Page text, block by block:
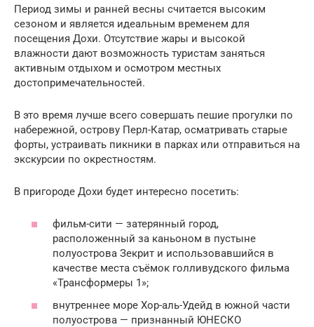
Период зимы и ранней весны считается высоким
сезоном и является идеальным временем для
посещения Дохи. Отсутствие жары и высокой
влажности дают возможность туристам заняться
активным отдыхом и осмотром местных
достопримечательностей.
В это время лучше всего совершать пешие прогулки по
набережной, острову Перл-Катар, осматривать старые
форты, устраивать пикники в парках или отправиться на
экскурсии по окрестностям.
В пригороде Дохи будет интересно посетить:
фильм-сити — затерянный город,
расположенный за каньоном в пустыне
полуострова Зекрит и использовавшийся в
качестве места съёмок голливудского фильма
«Трансформеры 1»;
внутреннее море Хор-аль-Удейд в южной части
полуострова — признанный ЮНЕСКО